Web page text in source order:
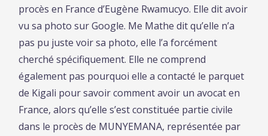
procès en France d’Eugène Rwamucyo. Elle dit avoir
vu sa photo sur Google. Me Mathe dit qu’elle n’a
pas pu juste voir sa photo, elle l’a forcément
cherché spécifiquement. Elle ne comprend
également pas pourquoi elle a contacté le parquet
de Kigali pour savoir comment avoir un avocat en
France, alors qu’elle s’est constituée partie civile
dans le procès de MUNYEMANA, représentée par